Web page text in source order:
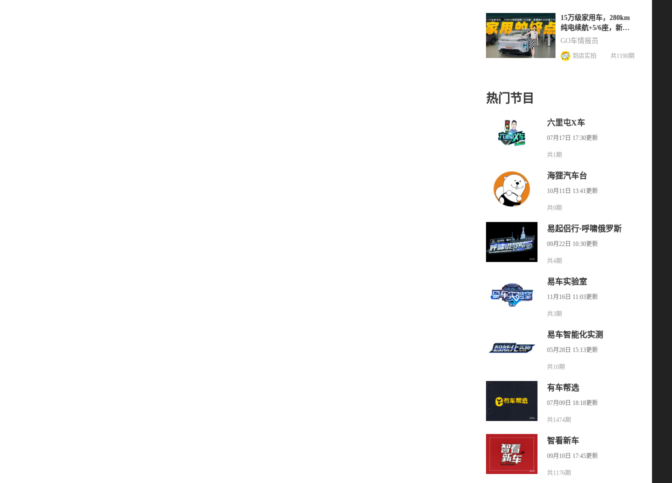
15万级家用车，280km
纯电续航+5/6座，新零
跑C16升级了什么？
GO车情报员
到店实拍 共1190期
热门节目
六里屯X车
07月17日 17:30更新
共1期
海狸汽车台
10月11日 13:41更新
共9期
易起侣行·呼啸俄罗斯
09月22日 10:30更新
共4期
易车实验室
11月16日 11:03更新
共3期
易车智能化实测
05月28日 15:13更新
共10期
有车帮选
07月09日 18:18更新
共1474期
智看新车
09月10日 17:45更新
共1176期